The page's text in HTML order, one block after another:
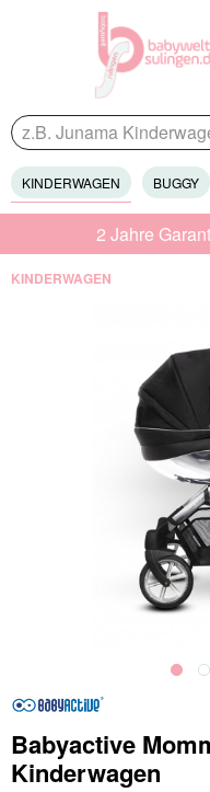
KINDERWAGEN BUGGY
2 Jahre
KINDERWAGEN
Babyactive
Kinderwagen